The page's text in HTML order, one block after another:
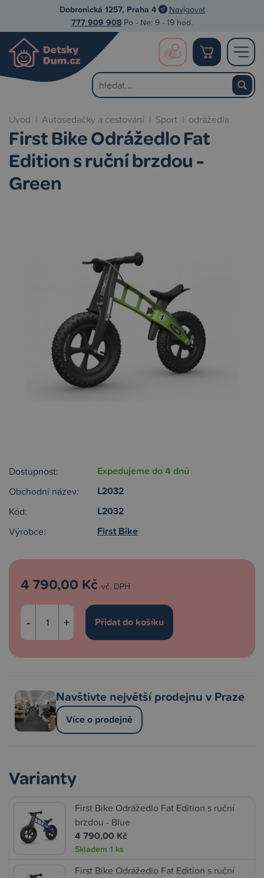
Dobronická 1257, Praha 4 Navigovat
777 909 908 Po - Ne: 9 - 19 hod.
Úvod | Autosedačky a cestování | Sport | odrážedla
First Bike Odrážedlo Fat
Edition s ruční brzdou -
Green
Dostupnost: Expedujeme do 4 dnů
Obchodní název: L2032
Kód: L2032
Výrobce: First Bike
4 790,00 Kč vč. DPH
- +
Navštivte největší prodejnu v Praze
Více o prodejně
Varianty
First Bike Odrážedlo Fat Edition s ruční
brzdou - Blue
4 790,00 Kč
Skladem 1 ks
First Bike Odrážedlo Fat Edition s ruční